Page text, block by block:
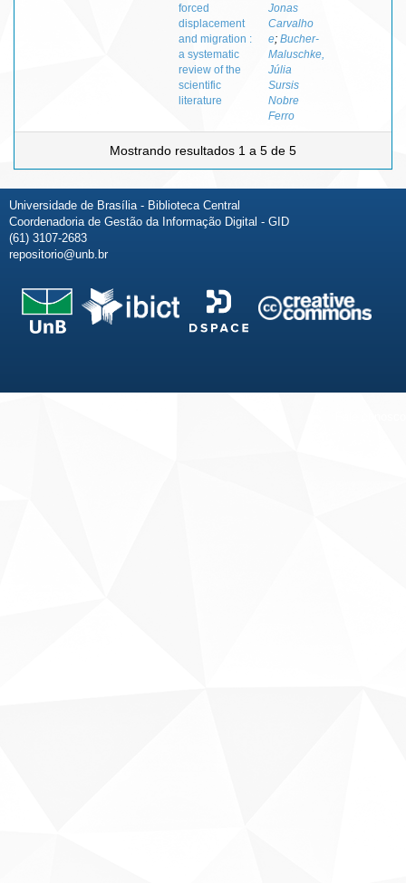
forced
displacement
and migration :
a systematic
review of the
scientific
literature
Jonas
Carvalho
e; Bucher-
Maluschke,
Júlia
Sursis
Nobre
Ferro
Mostrando resultados 1 a 5 de 5
Universidade de Brasília - Biblioteca Central
Coordenadoria de Gestão da Informação Digital - GID
(61) 3107-2683
repositorio@unb.br